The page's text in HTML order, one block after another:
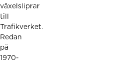
växelsliprar
till
Trafikverket.
Redan
på
1970-